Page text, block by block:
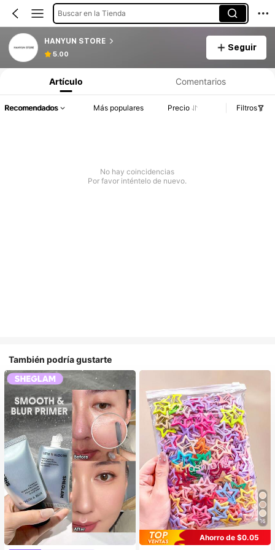
Buscar en la Tienda
HANYUN STORE
5.00
Seguir
Artículo Comentarios
Recomendados Más populares Precio Filtros
No hay coincidencias
Por favor inténtelo de nuevo.
También podría gustarte
16
Ahorro de $0.05